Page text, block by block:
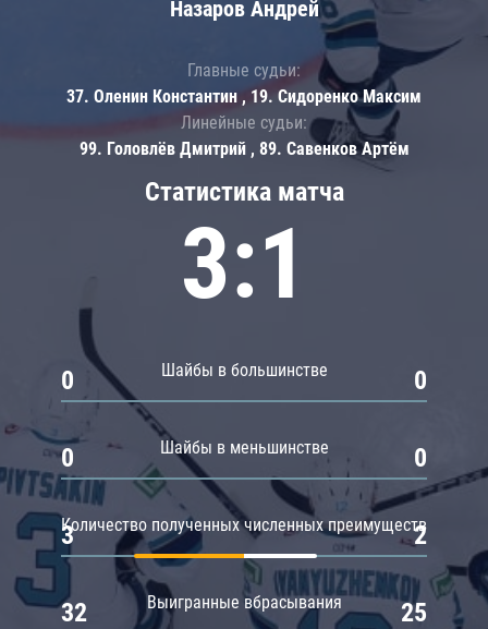
Статистика матча
3:1
Шайбы в большинстве
0 0
Шайбы в меньшинстве
0 0
Количество полученных численных преимуществ
3 2
Выигранные вбрасывания
32 25
Назаров Андрей
Главные судьи:
37. Оленин Константин , 19. Сидоренко Максим
Линейные судьи:
99. Головлёв Дмитрий , 89. Савенков Артём